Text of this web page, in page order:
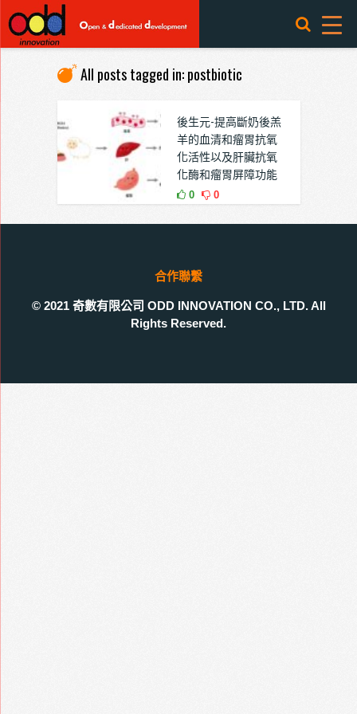
All posts tagged in: postbiotic
後生元-提高斷奶後羔
羊的血清和瘤胃抗氧
化活性以及肝臟抗氧
化酶和瘤胃屏障功能
0 0
合作聯繫
© 2021 奇數有限公司 ODD INNOVATION CO., LTD. All
Rights Reserved.